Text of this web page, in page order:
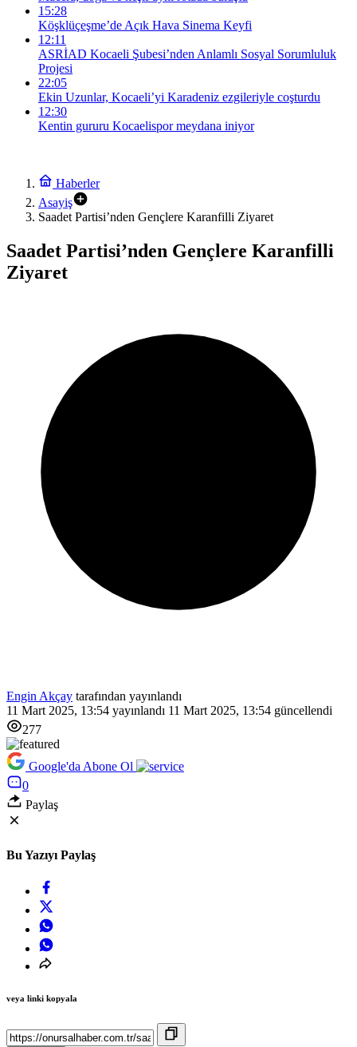
15:28
Köşklüçeşme’de Açık Hava Sinema Keyfi
12:11
ASRİAD Kocaeli Şubesi’nden Anlamlı Sosyal Sorumluluk
Projesi
22:05
Ekin Uzunlar, Kocaeli’yi Karadeniz ezgileriyle coşturdu
12:30
Kentin gururu Kocaelispor meydana iniyor
Haberler
Asayiş
Saadet Partisi’nden Gençlere Karanfilli Ziyaret
Saadet Partisi’nden Gençlere Karanfilli
Ziyaret
Engin Akçay tarafından yayınlandı
11 Mart 2025, 13:54 yayınlandı 11 Mart 2025, 13:54 güncellendi
277
Google'da Abone Ol
0
Paylaş
Bu Yazıyı Paylaş
veya linki kopyala